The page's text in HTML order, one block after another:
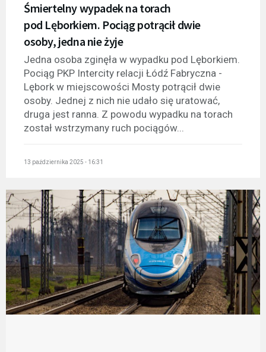
Śmiertelny wypadek na torach
pod Lęborkiem. Pociąg potrącił dwie
osoby, jedna nie żyje
Jedna osoba zginęła w wypadku pod Lęborkiem.
Pociąg PKP Intercity relacji Łódź Fabryczna -
Lębork w miejscowości Mosty potrącił dwie
osoby. Jednej z nich nie udało się uratować,
druga jest ranna. Z powodu wypadku na torach
został wstrzymany ruch pociągów...
13 października 2025 - 16:31